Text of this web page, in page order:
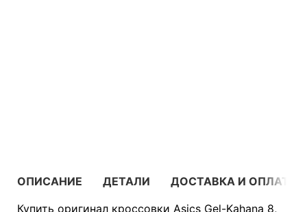
ОПИСАНИЕ ДЕТАЛИ
ДОСТАВКА И ОПЛАТА
Купить оригинал кроссовки Asics Gel-Kahana 8,